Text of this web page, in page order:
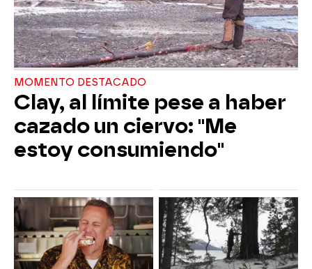
MOMENTO DESTACADO
Clay, al límite pese a haber
cazado un ciervo: "Me
estoy consumiendo"